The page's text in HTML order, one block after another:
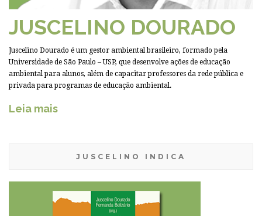
JUSCELINO DOURADO
Juscelino Dourado é um gestor ambiental brasileiro, formado pela
Universidade de São Paulo – USP, que desenvolve ações de educação
ambiental para alunos, além de capacitar professores da rede pública e
privada para programas de educação ambiental.
Leia mais
JUSCELINO INDICA